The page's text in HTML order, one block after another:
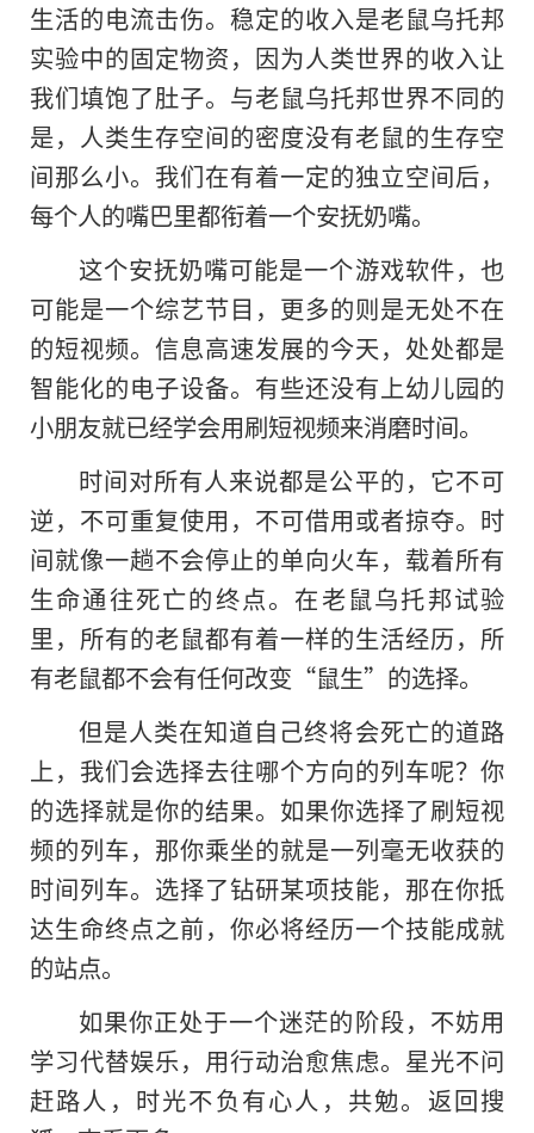
生活的电流击伤。稳定的收入是老鼠乌托邦
实验中的固定物资，因为人类世界的收入让
我们填饱了肚子。与老鼠乌托邦世界不同的
是，人类生存空间的密度没有老鼠的生存空
间那么小。我们在有着一定的独立空间后，
每个人的嘴巴里都衔着一个安抚奶嘴。
这个安抚奶嘴可能是一个游戏软件，也
可能是一个综艺节目，更多的则是无处不在
的短视频。信息高速发展的今天，处处都是
智能化的电子设备。有些还没有上幼儿园的
小朋友就已经学会用刷短视频来消磨时间。
时间对所有人来说都是公平的，它不可
逆，不可重复使用，不可借用或者掠夺。时
间就像一趟不会停止的单向火车，载着所有
生命通往死亡的终点。在老鼠乌托邦试验
里，所有的老鼠都有着一样的生活经历，所
有老鼠都不会有任何改变“鼠生”的选择。
但是人类在知道自己终将会死亡的道路
上，我们会选择去往哪个方向的列车呢？你
的选择就是你的结果。如果你选择了刷短视
频的列车，那你乘坐的就是一列毫无收获的
时间列车。选择了钻研某项技能，那在你抵
达生命终点之前，你必将经历一个技能成就
的站点。
如果你正处于一个迷茫的阶段，不妨用
学习代替娱乐，用行动治愈焦虑。星光不问
赶路人，时光不负有心人，共勉。返回搜